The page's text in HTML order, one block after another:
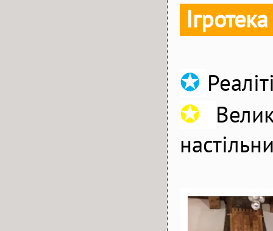
Ігротека
✪
✪